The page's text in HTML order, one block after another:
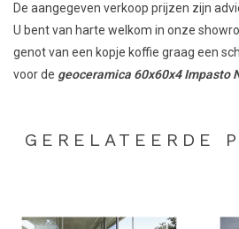
De aangegeven verkoop prijzen zijn
U bent van harte welkom in onze
genot van een kopje koffie graag een
voor de geoceramica 60x60x4 Impasto
GERELATEERDE